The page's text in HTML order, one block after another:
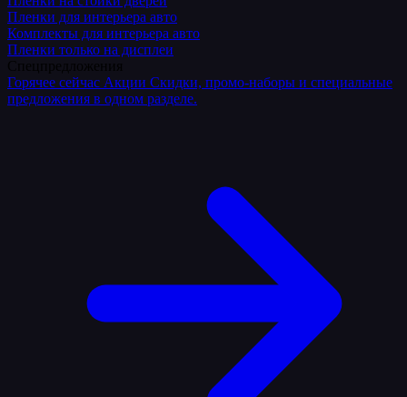
Пленки для интерьера авто
Комплекты для интерьера авто
Пленки только на дисплеи
Горячее сейчас Акции Скидки, промо-наборы и специальные
предложения в одном разделе.